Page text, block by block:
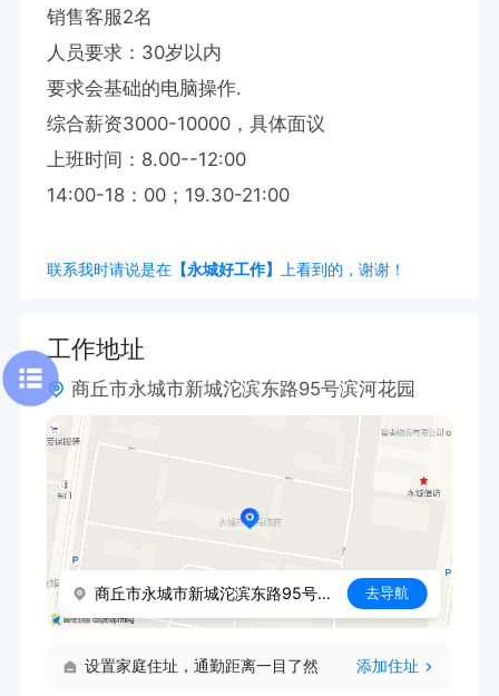
销售客服2名
人员要求：30岁以内
要求会基础的电脑操作.
综合薪资3000-10000，具体面议
上班时间：8.00--12:00
14:00-18：00；19.30-21:00
联系我时请说是在【永城好工作】 上看到的，谢谢！
工作地址
商丘市永城市新城沱滨东路95号滨河花园
商丘市永城市新城沱滨东路95号滨河花园 去导航
设置家庭住址，通勤距离一目了然 添加住址